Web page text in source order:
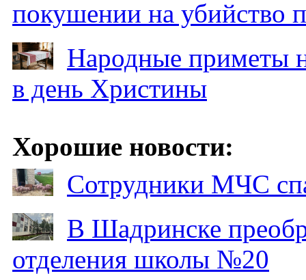
покушении на убийство
Народные приметы
в день Христины
Хорошие новости:
Сотрудники МЧС
В Шадринске
отделения школы №20